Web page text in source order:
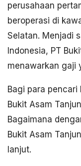
perusahaan
beroperasi di
Selatan. Menjadi
Indonesia, PT
menawarkan gaji
Bagi para
Bukit Asam
Bagaimana
Bukit Asam
lanjut.